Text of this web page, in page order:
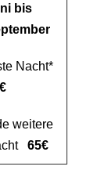
bis
Nacht*
weitere
65€